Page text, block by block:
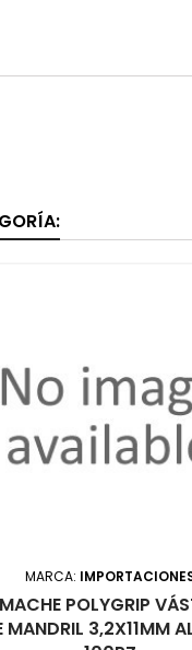
MARCA:
POLYGRIP
MANDRIL 3,2X11MM